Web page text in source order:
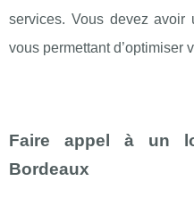
services. Vous devez avoir
vous permettant d’optimiser
Faire appel à un
Bordeaux